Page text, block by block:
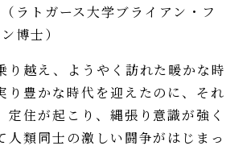
ラトガース大学ブライアン・フ
博士）
越え、ようやく訪れた暖かな時
り豊かな時代を迎えたのに、それ
定住が起こり、縄張り意識が強く
人類同士の激しい闘争がはじまっ